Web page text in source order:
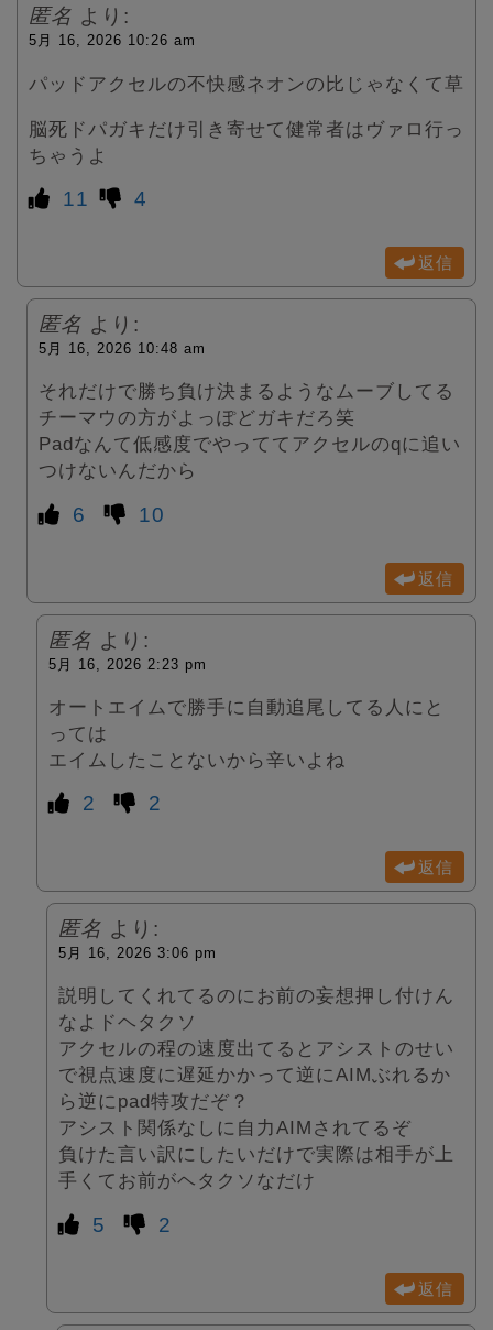
匿名 より:
5月 16, 2026 10:26 am
パッドアクセルの不快感ネオンの比じゃなくて草
脳死ドパガキだけ引き寄せて健常者はヴァロ行っ
ちゃうよ
11 4
返信
匿名 より:
5月 16, 2026 10:48 am
それだけで勝ち負け決まるようなムーブしてる
チーマウの方がよっぽどガキだろ笑
Padなんて低感度でやっててアクセルのqに追い
つけないんだから
6 10
返信
匿名 より:
5月 16, 2026 2:23 pm
オートエイムで勝手に自動追尾してる人にと
っては
エイムしたことないから辛いよね
2 2
返信
匿名 より:
5月 16, 2026 3:06 pm
説明してくれてるのにお前の妄想押し付けん
なよドヘタクソ
アクセルの程の速度出てるとアシストのせい
で視点速度に遅延かかって逆にAIMぶれるか
ら逆にpad特攻だぞ？
アシスト関係なしに自力AIMされてるぞ
負けた言い訳にしたいだけで実際は相手が上
手くてお前がヘタクソなだけ
5 2
返信